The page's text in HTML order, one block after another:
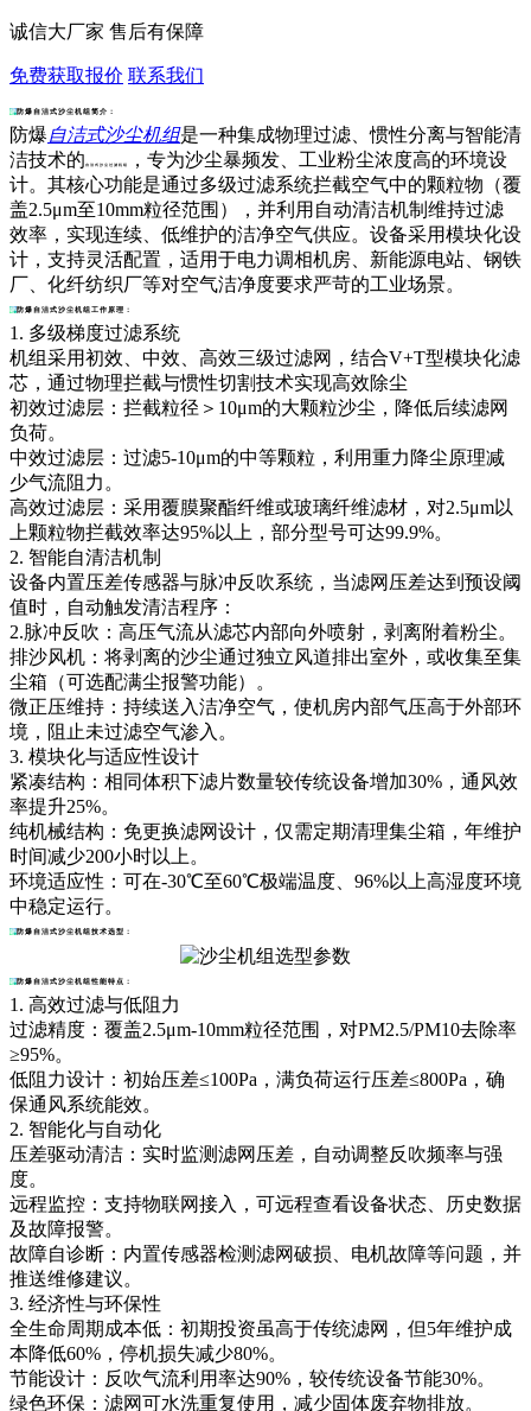
诚信大厂家 售后有保障
免费获取报价 联系我们
防爆自洁式沙尘机组简介：
防爆自洁式沙尘机组是一种集成物理过滤、惯性分离与智能清
洁技术的
自洁式沙尘过滤机组
，专为沙尘暴频发、工业粉尘浓度高的环境设
计。其核心功能是通过多级过滤系统拦截空气中的颗粒物（覆
盖2.5μm至10mm粒径范围），并利用自动清洁机制维持过滤
效率，实现连续、低维护的洁净空气供应。设备采用模块化设
计，支持灵活配置，适用于电力调相机房、新能源电站、钢铁
厂、化纤纺织厂等对空气洁净度要求严苛的工业场景。
防爆自洁式沙尘机组工作原理：
1. 多级梯度过滤系统
机组采用初效、中效、高效三级过滤网，结合V+T型模块化滤
芯，通过物理拦截与惯性切割技术实现高效除尘
初效过滤层：拦截粒径＞10μm的大颗粒沙尘，降低后续滤网
负荷。
中效过滤层：过滤5-10μm的中等颗粒，利用重力降尘原理减
少气流阻力。
高效过滤层：采用覆膜聚酯纤维或玻璃纤维滤材，对2.5μm以
上颗粒物拦截效率达95%以上，部分型号可达99.9%。
2. 智能自清洁机制
设备内置压差传感器与脉冲反吹系统，当滤网压差达到预设阈
值时，自动触发清洁程序：
2.脉冲反吹：高压气流从滤芯内部向外喷射，剥离附着粉尘。
排沙风机：将剥离的沙尘通过独立风道排出室外，或收集至集
尘箱（可选配满尘报警功能）。
微正压维持：持续送入洁净空气，使机房内部气压高于外部环
境，阻止未过滤空气渗入。
3. 模块化与适应性设计
紧凑结构：相同体积下滤片数量较传统设备增加30%，通风效
率提升25%。
纯机械结构：免更换滤网设计，仅需定期清理集尘箱，年维护
时间减少200小时以上。
环境适应性：可在-30℃至60℃极端温度、96%以上高湿度环境
中稳定运行。
防爆自洁式沙尘机组技术选型：
防爆自洁式沙尘机组性能特点：
1. 高效过滤与低阻力
过滤精度：覆盖2.5μm-10mm粒径范围，对PM2.5/PM10去除率
≥95%。
低阻力设计：初始压差≤100Pa，满负荷运行压差≤800Pa，确
保通风系统能效。
2. 智能化与自动化
压差驱动清洁：实时监测滤网压差，自动调整反吹频率与强
度。
远程监控：支持物联网接入，可远程查看设备状态、历史数据
及故障报警。
故障自诊断：内置传感器检测滤网破损、电机故障等问题，并
推送维修建议。
3. 经济性与环保性
全生命周期成本低：初期投资虽高于传统滤网，但5年维护成
本降低60%，停机损失减少80%。
节能设计：反吹气流利用率达90%，较传统设备节能30%。
绿色环保：滤网可水洗重复使用，减少固体废弃物排放。